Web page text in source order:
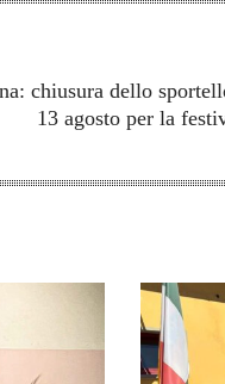
chiusura dello
13 agosto per la